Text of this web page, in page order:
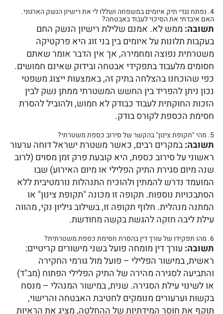
4. נפתח נגדי תיק איומים במשפחה ושללו לי את רישיון הנשק הארגוני.
האם איבדתי את הסיכוי לעבוד באבטחה?
תשובה: ממש לא. אמנם שלילת רישיון הנשק החם
בעקבות תלונות על איומים בין בני זוג היא פרקטיקה
משטרתית נפוצה ומחמירה, אך אין הדבר אומר שאתם
חסומים מלעבוד בתפקידי אבטחה ובידוק שאינם חמושים.
כפי שהוכחנו בהצלחה בתיק זה, באמצעות ייצוג משפטי
נכון ניתן להפריד בין החשש המשטרתי ממתן נשק לבין
הזכות החוקתית לעבוד כבודק לא חמוש, ולהוביל להסרת
חסימת הכספת לקורס בודק.
5. מהי "תקופת צינון" בהקשר של סירוב כספת משטרתי?
תשובה:במקרים רבים, כאשר משטרת ישראל דוחה ערעור
ראשוני על סירוב כספת, היא קובעת פרק זמן מסוים (לרוב
שנה מיום סגירת התיק הפלילי או מיום האירוע) שבו
המועמד נדרש להמתין ולהוכיח התנהלות נורמטיבית ללא
הסתבכויות נוספות. תקופה זו מכונה "תקופת צינון" או
המתנה מנהלית. חלוף תקופה זו, בשילוב גיליון נקי, מהווה
עילת ליבה חזקה להגשת בקשה מחודשת.
6. מהו תפקידו של עורך דין בהסרת חסימת כספת משטרתית?
תשובה: עורך דין מומחה פועל בשני מישורים קריטיים:
ראשית, במישור הפלילי – פועל מול גורמי החקירה
והתביעה לסגירה מהירה של התיק הפלילי הפתוח (מב"ד)
או לשינוי עילת הסגירה. שנית, במישור המנהלי – מנסח
בקשות וערעורים מנומקים לחטיבת האבטחה והרישוי,
תוקף את חוסר המידתיות של ההחלטה, מציג את הראיות